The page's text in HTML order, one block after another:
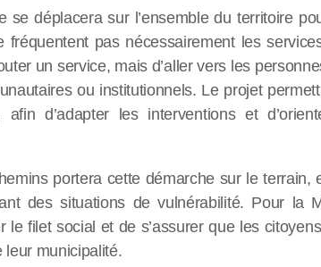
se déplacera sur l’ensemble du territoire
pas nécessairement les
un service, mais d’aller vers les
ou institutionnels. Le projet
afin d’adapter les interventions et
portera cette démarche sur le
des situations de vulnérabilité. Pour la
le filet social et de s’assurer que les
leur municipalité.